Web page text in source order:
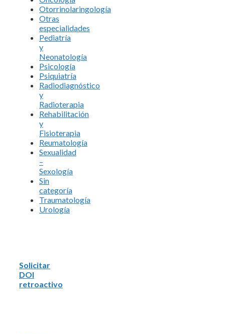
Otorrinolaringología
Otras
especialidades
Pediatría
y
Neonatología
Psicología
Psiquiatría
Radiodiagnóstico
y
Radioterapia
Rehabilitación
y
Fisioterapia
Reumatología
Sexualidad
–
Sexología
Sin
categoría
Traumatología
Urología
Solicitar
DOI
retroactivo